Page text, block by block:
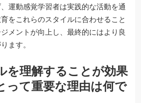
運動感覚学習者は実践的な活動を通
をこれらのスタイルに合わせること
メントが向上し、最終的にはより良
ます。
を理解することが効果
って重要な理由は何で